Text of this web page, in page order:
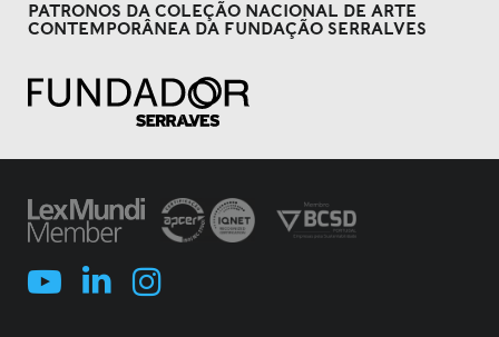
PATRONOS DA COLEÇÃO NACIONAL DE ARTE
CONTEMPORÂNEA DA FUNDAÇÃO SERRALVES